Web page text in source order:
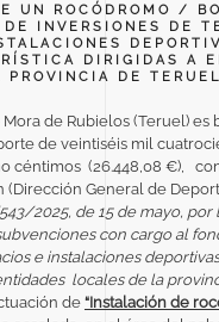
UN ROCÓDROMO /
DE INVERSIONES DE
DIRIGIDAS A
DE
de Rubielos (Teruel) es
de veintiséis mil
céntimos (26.448,08 €),
(Dirección General de
543/2025, de 15 de mayo,
con cargo al
e instalaciones
locales de la
de “Instalación de